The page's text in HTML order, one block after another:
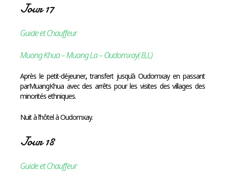
Jour 17
Guide et Chauffeur
Muong Khua – Muang La – Oudomxay( B,L)
Après le petit-déjeuner,transfert jusqu’à Oudomxay en passant
parMuangKhua avec des arrêts pour les visites des villages des
minorités ethniques.
Nuit à l’hôtel à Oudomxay.
Jour 18
Guide et Chauffeur